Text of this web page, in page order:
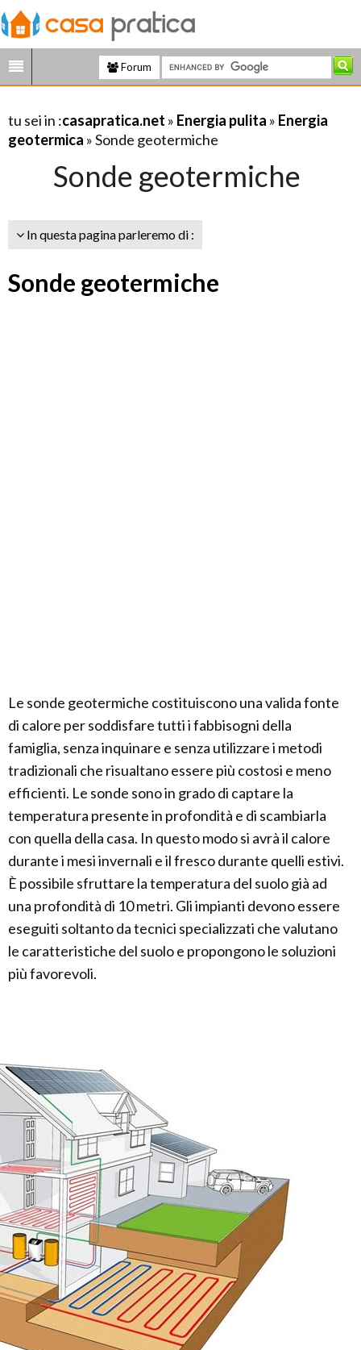
Forum
tu sei in :casapratica.net » Energia pulita » Energia
geotermica » Sonde geotermiche
Sonde geotermiche
In questa pagina parleremo di :
Sonde geotermiche
Le sonde geotermiche costituiscono una valida fonte
di calore per soddisfare tutti i fabbisogni della
famiglia, senza inquinare e senza utilizzare i metodi
tradizionali che risualtano essere più costosi e meno
efficienti. Le sonde sono in grado di captare la
temperatura presente in profondità e di scambiarla
con quella della casa. In questo modo si avrà il calore
durante i mesi invernali e il fresco durante quelli estivi.
È possibile sfruttare la temperatura del suolo già ad
una profondità di 10 metri. Gli impianti devono essere
eseguiti soltanto da tecnici specializzati che valutano
le caratteristiche del suolo e propongono le soluzioni
più favorevoli.